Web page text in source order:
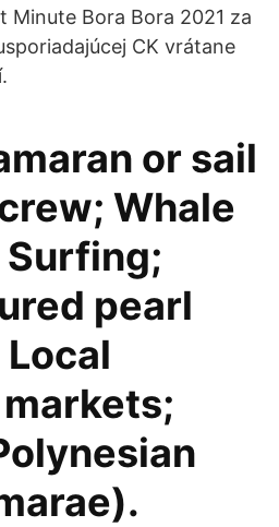
Minute Bora Bora 2021 za
CK vrátane
or sail
Whale
pearl